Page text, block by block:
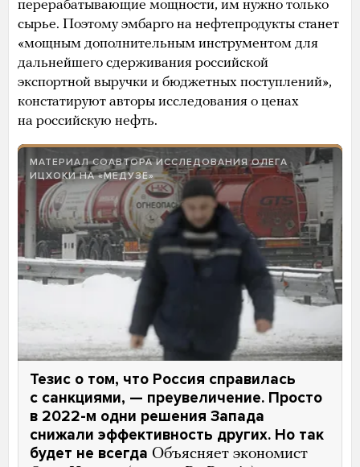
перерабатывающие мощности, им нужно только
сырье. Поэтому эмбарго на нефтепродукты станет
«мощным дополнительным инструментом для
дальнейшего сдерживания российской
экспортной выручки и бюджетных поступлений»,
констатируют авторы исследования о ценах
на российскую нефть.
МАТЕРИАЛ СОАВТОРА ИССЛЕДОВАНИЯ ОЛЕГА
ИЦХОКИ НА «МЕДУЗЕ»
Тезис о том, что Россия справилась
с санкциями, — преувеличение. Просто
в 2022-м одни решения Запада
снижали эффективность других. Но так
будет не всегда Объясняет экономист